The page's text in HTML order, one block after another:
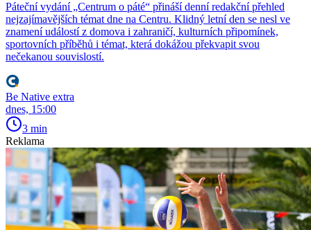
Páteční vydání „Centrum o páté“ přináší denní redakční přehled
nejzajímavějších témat dne na Centru. Klidný letní den se nesl ve
znamení událostí z domova i zahraničí, kulturních připomínek,
sportovních příběhů i témat, která dokážou překvapit svou
nečekanou souvislostí.
Be Native extra
dnes, 15:00
3 min
Reklama